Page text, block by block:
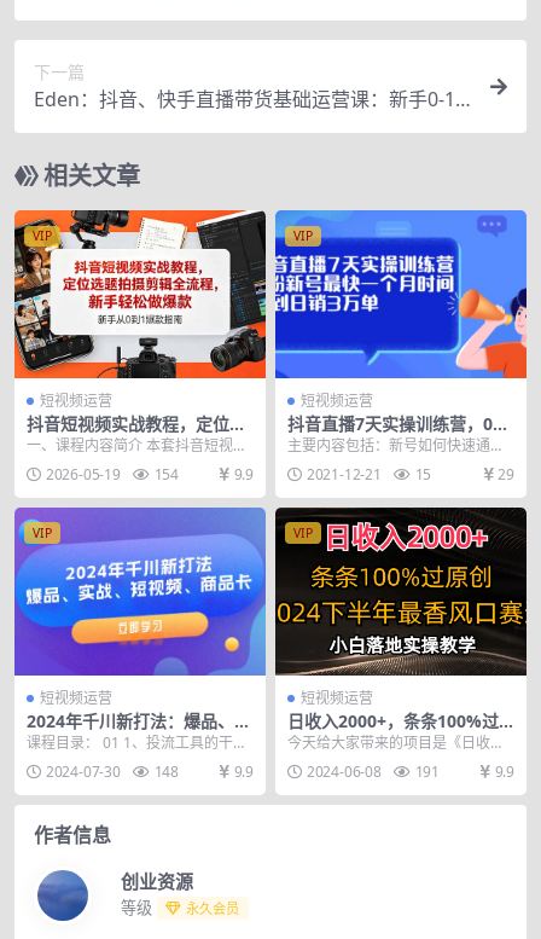
量、无需播放量、也能爆单
下一篇
Eden：抖音、快手直播带货基础运营课：新手0-1
详细教程
相关文章
VIP
短视频运营
抖音短视频实战教程，定位选
题拍摄剪辑全流程，新手轻松
做爆款
一、课程内容简介 本套抖音短视频
教程，从账号底层逻辑、精准定
位、爆款选题、内容创...
2026-05-19 154 9.9
VIP
短视频运营
抖音直播7天实操训练营，0粉
新号最快一个月时间做到日销
3万单
主要内容包括：新号如何快速通过
新手期、开播前，小店5项必备工
作、辅导600+商家...
2021-12-21 15 29
VIP
短视频运营
2024年千川新打法：爆品、实
战、短视频、商品卡（8节
课程目录： 01 1、投流工具的干货
讲解-打开付费大门.mp4 02 2、微
付费...2024-07-30 148 9.9
VIP
短视频运营
日收入2000+，条条100%过
原创，2024下半年最香风口赛
今天给大家带来的项目是《日收入2
000+，条条100%过原创，2024下
半年最香...
2024-06-08 191 9.9
作者信息
创业资源
等级 永久会员